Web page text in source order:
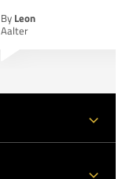
By Leon
Aalter